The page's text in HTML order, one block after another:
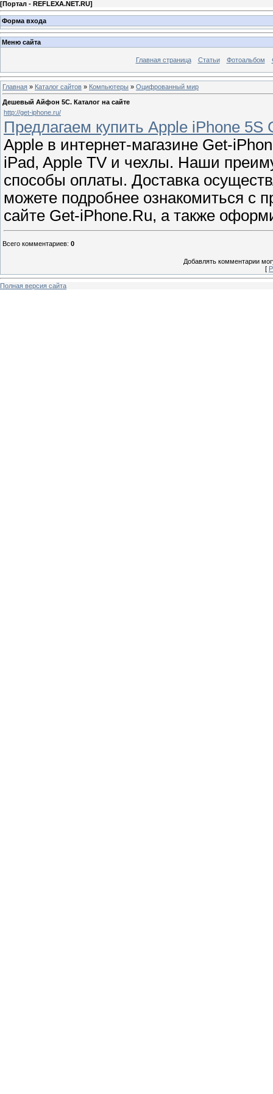
[Портал - REFLEXA.NET.RU]
Форма входа
Меню сайта
Главная страница Статьи Фотоальбом
Главная » Каталог сайтов » Компьютеры » Оцифрованный мир
Дешевый Айфон 5C. Каталог на сайте
http://get-iphone.ru/
Предлагаем купить Apple iPhone 5S
Apple в интернет-магазине Get-
iPad, Apple TV и чехлы. Наши
способы оплаты. Доставка
можете подробнее ознакомиться с
сайте Get-iPhone.Ru, а также
Всего комментариев: 0
Добавлять комментарии
[
Полная версия сайта